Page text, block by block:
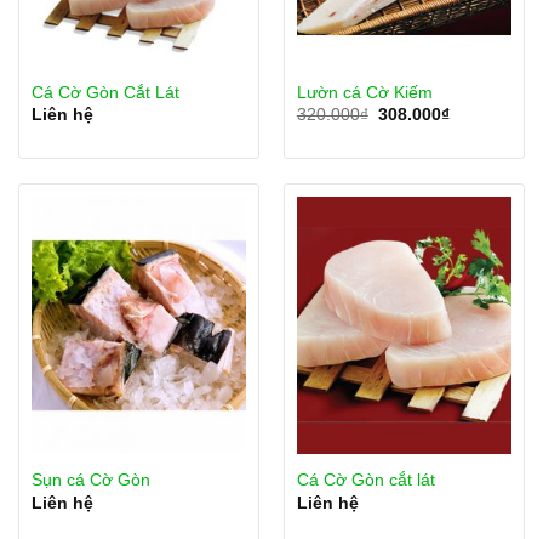
Cá Cờ Gòn Cắt Lát
Liên hệ
Lườn cá Cờ Kiếm
320.000₫ Giá
320.000₫.
308.000₫Giá
là:
Sụn cá Cờ Gòn
Liên hệ
Cá Cờ Gòn cắt lát
Liên hệ